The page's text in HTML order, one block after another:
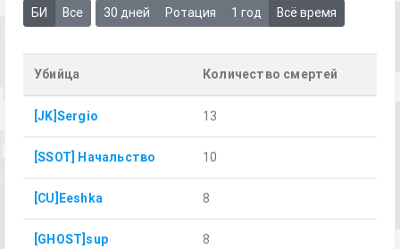
БИ Все 30 дней Ротация 1 год Всё время
Убийца Количество смертей
[JK]Sergio 13
[SSOT] Начальство 10
[CU]Eeshka 8
[GHOST]sup 8